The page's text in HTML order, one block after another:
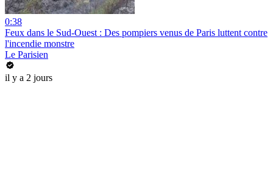
0:38
Feux dans le Sud-Ouest : Des pompiers venus de Paris luttent contre
l'incendie monstre
Le Parisien
il y a 2 jours